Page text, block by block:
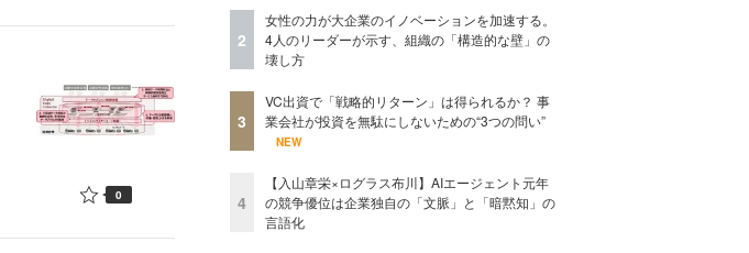
0
2
女性の力が大企業のイノベーションを加速する。
4人のリーダーが示す、組織の「構造的な壁」の
壊し方
3
VC出資で「戦略的リターン」は得られるか？ 事
業会社が投資を無駄にしないための“3つの問い”
NEW
4
【入山章栄×ログラス布川】AIエージェント元年
の競争優位は企業独自の「文脈」と「暗黙知」の
言語化